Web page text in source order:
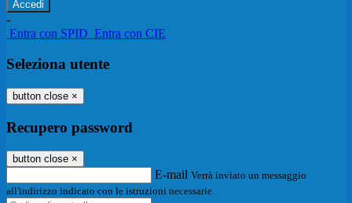
-
Entra con SPID Entra con CIE
Seleziona utente
button close ×
Recupero password
button close ×
E-mail Verrà inviato un messaggio
all'indirizzo indicato con le istruzioni necessarie.